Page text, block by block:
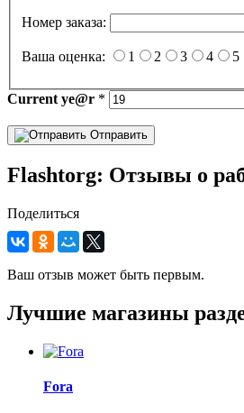
Номер заказа:
Ваша оценка: 1 2 3 4 5
Current ye@r *
Отправить
Flashtorg: Отзывы о
Поделиться
Ваш отзыв может быть первым.
Лучшие магазины
Fora